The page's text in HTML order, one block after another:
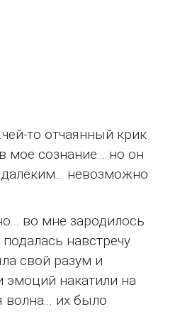
то отчаянный крик
мое сознание... но он
невозможно
во мне зародилось
навстречу
свой разум и
эмоций накатили на
волна... их было